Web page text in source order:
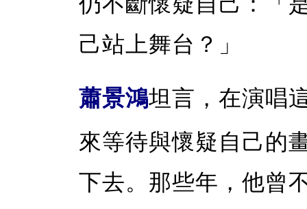
己站上舞台？」
蕭景鴻坦言，在演唱
來等待與懷疑自己的
下去。那些年，他曾